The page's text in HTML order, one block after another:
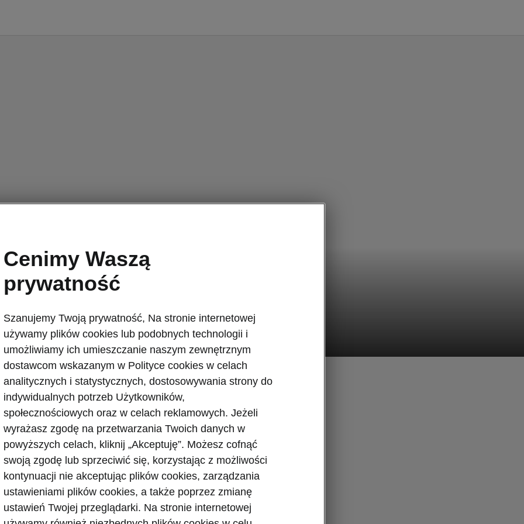
bez kompromisów
uniwersalnej platformy A0 MQB w nowym modelu Škody
na stworzenie innowacyjnego i rewolucyjnego pojazdu,
w zaawansowane rozwiązania technologiczne i systemy
kierowcy znane do tej pory z aut klasy premium. Nowa
prestiż samochodów z segmentu A, gwarantując najwyższe
bezpieczeństwa podczas jazdy – mówi Christian Strube,
Škoda ds. rozwoju technologii.
Cenimy Waszą
prywatność
Szanujemy Twoją prywatność, Na stronie internetowej
używamy plików cookies lub podobnych technologii i
umożliwiamy ich umieszczanie naszym zewnętrznym
dostawcom wskazanym w Polityce cookies w celach
analitycznych i statystycznych, dostosowywania strony do
indywidualnych potrzeb Użytkowników,
społecznościowych oraz w celach reklamowych. Jeżeli
wyrażasz zgodę na przetwarzania Twoich danych w
powyższych celach, kliknij „Akceptuję”. Możesz cofnąć
swoją zgodę lub sprzeciwić się, korzystając z możliwości
kontynuacji nie akceptując plików cookies, zarządzania
ustawieniami plików cookies, a także poprzez zmianę
ustawień Twojej przeglądarki. Na stronie internetowej